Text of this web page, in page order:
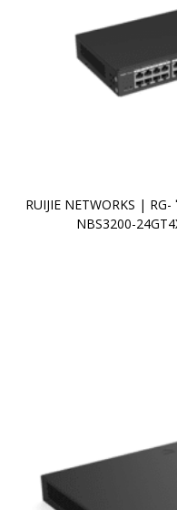
מתג 24 יציאות POE הספק 370W מנוהל RUIJIE NETWORKS | RG-
NBS3200-